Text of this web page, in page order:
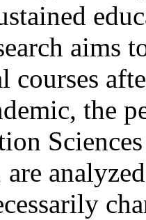
aims
courses
the